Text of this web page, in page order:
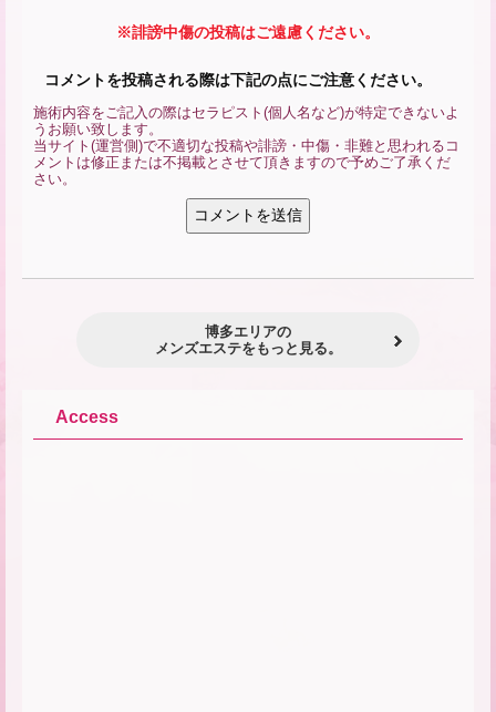
※誹謗中傷の投稿はご遠慮ください。
コメントを投稿される際は下記の点にご注意ください。
施術内容をご記入の際はセラピスト(個人名など)が特定できないよ
うお願い致します。
当サイト(運営側)で不適切な投稿や誹謗・中傷・非難と思われるコ
メントは修正または不掲載とさせて頂きますので予めご了承くだ
さい。
博多エリアの
メンズエステをもっと見る。
Access